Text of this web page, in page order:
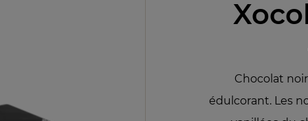
Chocolat
édulcorant. Les